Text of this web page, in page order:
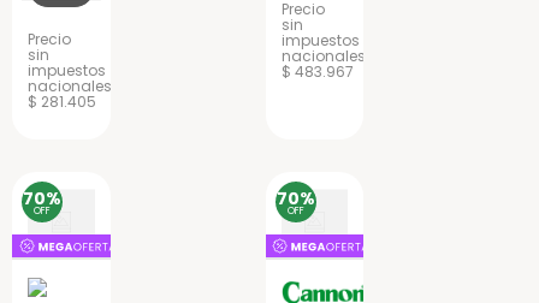
Precio
sin
impuestos
nacionales
$ 281.405
Precio
sin
impuestos
nacionales
$ 483.967
70%
OFF
70%
OFF